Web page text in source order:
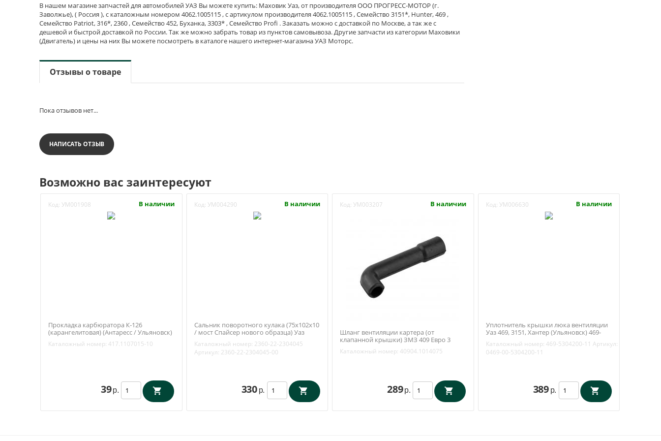
В нашем магазине запчастей для автомобилей УАЗ Вы можете купить: Маховик Уаз, от производителя ООО ПРОГРЕСС-МОТОР (г.
Заволжье), ( Россия ), с каталожным номером 4062.1005115 , с артикулом производителя 4062.1005115 , Семейство 3151*, Hunter, 469 ,
Семейство Patriot, 316*, 2360 , Семейство 452, Буханка, 3303* , Семейство Profi . Заказать можно с доставкой по Москве, а так же с
дешевой и быстрой доставкой по России. Так же можно забрать товар из пунктов самовывоза. Другие запчасти из категории Маховики
(Двигатель) и цены на них Вы можете посмотреть в каталоге нашего интернет-магазина УАЗ Моторс.
Отзывы о товаре
Пока отзывов нет...
НАПИСАТЬ ОТЗЫВ
Возможно вас заинтересуют
Код: УМ001908 В наличии
Прокладка карбюратора К-126
(карангелитовая) (Антаресс / Ульяновск)
Каталожный номер: 417.1107015-10
39 р.
Код: УМ004290 В наличии
Сальник поворотного кулака (75х102х10
/ мост Спайсер нового образца) Уаз
2304045
Каталожный номер: 2360-22-2304045
Артикул: 2360-22-2304045-00
330 р.
Код: УМ003207 В наличии
Шланг вентиляции картера (от
клапанной крышки) ЗМЗ 409 Евро 3
Каталожный номер: 40904.1014075
289 р.
Код: УМ006630 В наличии
Уплотнитель крышки люка вентиляции
Уаз 469, 3151, Хантер (Ульяновск) 469-
Каталожный номер: 469-5304200-11 Артикул:
0469-00-5304200-11
389 р.